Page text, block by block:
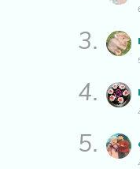
House
Nafkah
Yang
3.
4.
5.